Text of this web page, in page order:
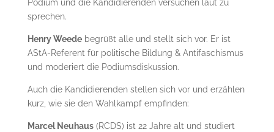
Podium und die Kandidierenden versuchen laut zu
sprechen.
Henry Weedebegrüßt alle und stellt sich vor. Er ist
AStA-Referent für politische Bildung & Antifaschismus
und moderiert die Podiumsdiskussion.
Auch die Kandidierenden stellen sich vor und erzählen
kurz, wie sie den Wahlkampf empfinden:
Marcel Neuhaus(RCDS) ist 22 Jahre alt und studiert